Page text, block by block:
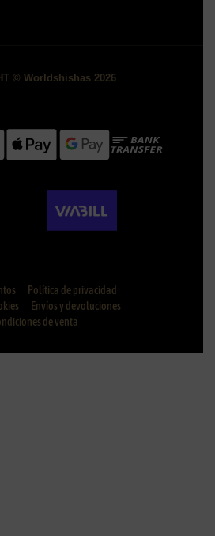
© Worldshishas 2026
Política de privacidad
Envíos y devoluciones
de venta